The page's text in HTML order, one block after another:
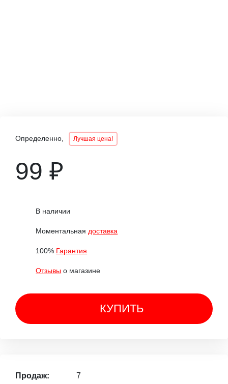
Определенно, Лучшая цена!
99 ₽
В наличии
Моментальная доставка
100% Гарантия
Отзывы о магазине
КУПИТЬ
Продаж: 7